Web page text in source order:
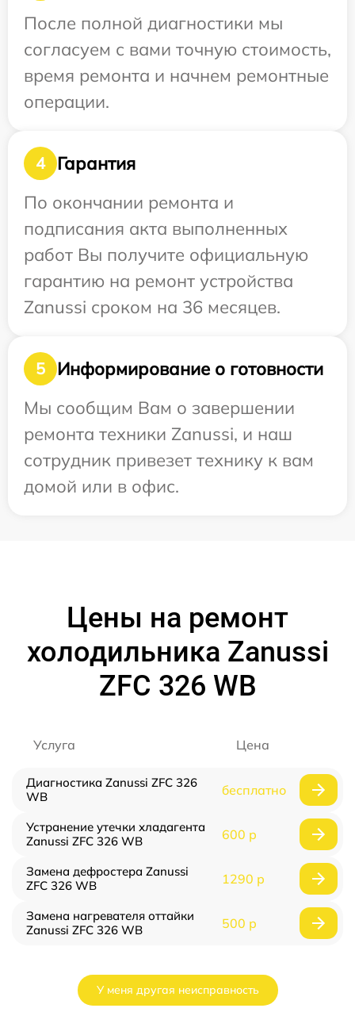
После полной диагностики мы
согласуем с вами точную стоимость,
время ремонта и начнем ремонтные
операции.
4
Гарантия
По окончании ремонта и
подписания акта выполненных
работ Вы получите официальную
гарантию на ремонт устройства
Zanussi сроком на 36 месяцев.
5
Информирование о готовности
Мы сообщим Вам о завершении
ремонта техники Zanussi, и наш
сотрудник привезет технику к вам
домой или в офис.
Цены на ремонт
холодильника Zanussi
ZFC 326 WB
Услуга Цена
Диагностика Zanussi ZFC 326
WB
бесплатно
Устранение утечки хладагента
Zanussi ZFC 326 WB
600 р
Замена дефростера Zanussi
ZFC 326 WB
1290 р
Замена нагревателя оттайки
Zanussi ZFC 326 WB
500 р
У меня другая неисправность